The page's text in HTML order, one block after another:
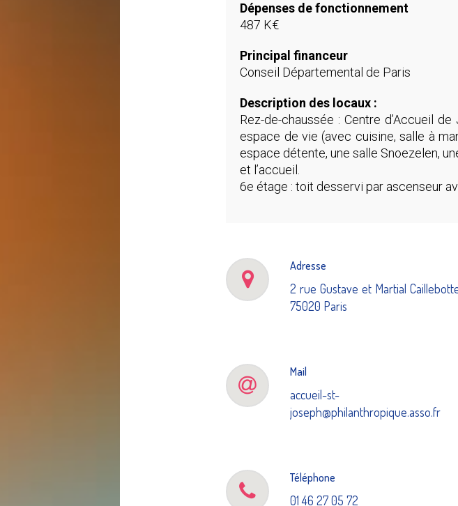
Dépenses de fonctionnement
487 K€
Principal financeur
Conseil Départemental de Paris
Description des locaux :
Rez-de-chaussée : Centre d’Accueil
espace de vie (avec cuisine, salle à
espace détente, une salle Snoezelen,
et l’accueil.
6e étage : toit desservi par ascenseur
Adresse
2 rue Gustave et Martial
75020 Paris
Mail
accueil-st-
joseph@philanthropique.asso.fr
Téléphone
01 46 27 05 72